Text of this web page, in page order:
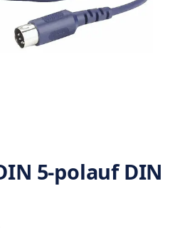
5-polauf DIN